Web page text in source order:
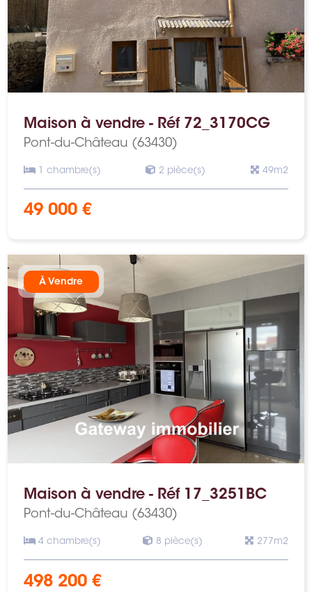
Maison à vendre - Réf 72_3170CG
Pont-du-Château (63430)
1 chambre(s) 2 pièce(s) 49m2
49 000 €
À Vendre
Maison à vendre - Réf 17_3251BC
Pont-du-Château (63430)
4 chambre(s) 8 pièce(s) 277m2
498 200 €